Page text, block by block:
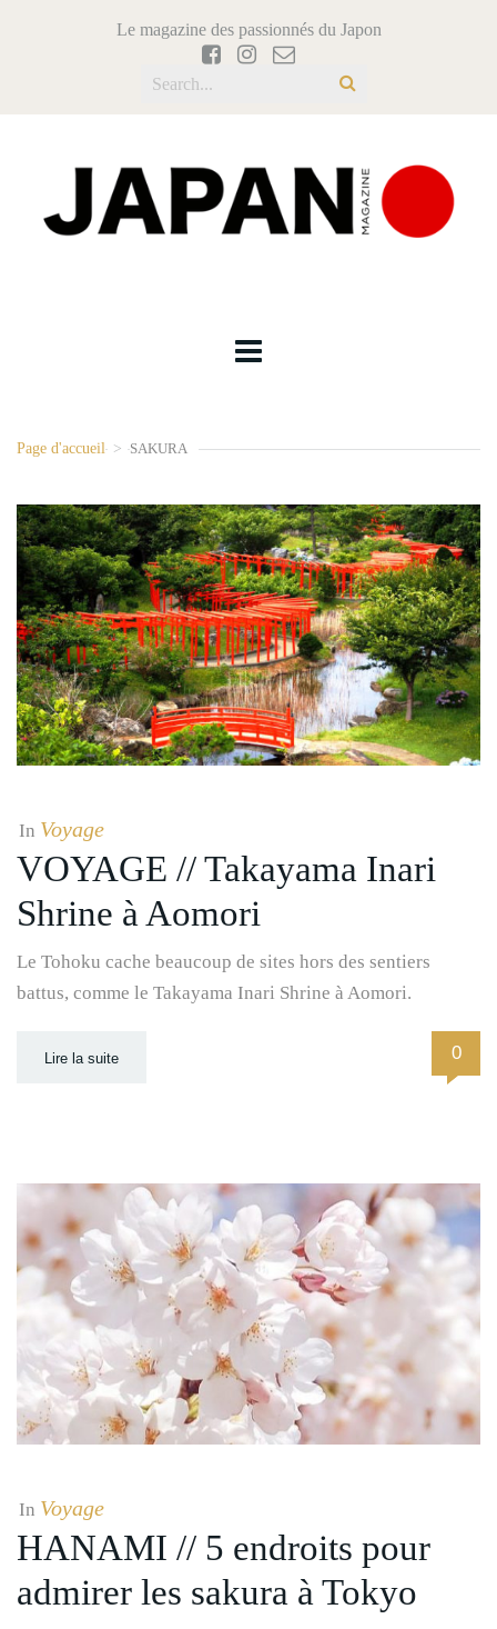
Le magazine des passionnés du Japon
Page d'accueil > SAKURA
In Voyage
VOYAGE // Takayama Inari
Shrine à Aomori
Le Tohoku cache beaucoup de sites hors des sentiers
battus, comme le Takayama Inari Shrine à Aomori.
Lire la suite 0
In Voyage
HANAMI // 5 endroits pour
admirer les sakura à Tokyo